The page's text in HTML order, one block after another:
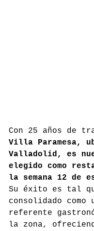
Con 25 años de
Villa Paramesa,
Valladolid, es
elegido como
la semana 12 de
Su éxito es tal
consolidado como
referente
la zona,